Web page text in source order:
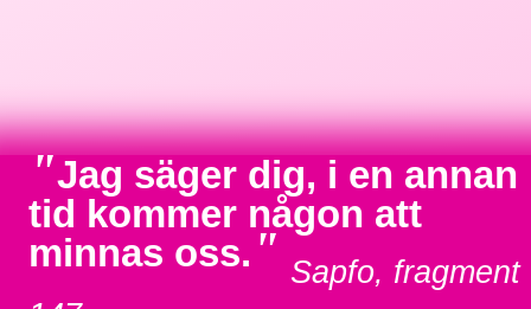
"Jag säger dig, i en annan
tid kommer någon att
minnas oss. " Sapfo, fragment